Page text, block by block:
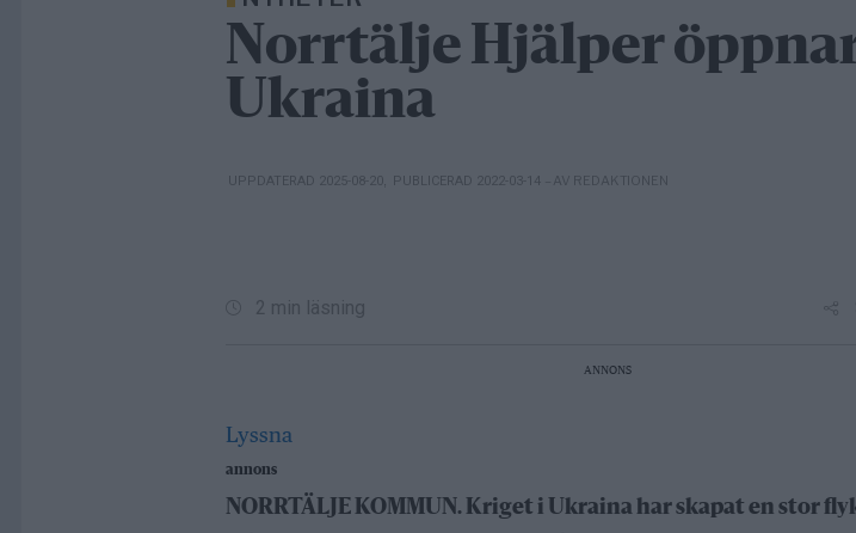
Norrtälje Hjälper
Ukraina
UPPDATERAD 2025-08-20, PUBLICERAD 2022-03-14 – AV REDAKTIONEN
2 min läsning
ANNONS
Lyssna
annons
NORRTÄLJE KOMMUN. Kriget i Ukraina har skapat en stor